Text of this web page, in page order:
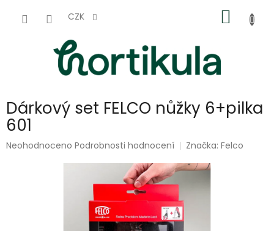
CZK
KOŠÍK
Dárkový set FELCO nůžky 6+pilka
601
Průměrné
Neohodnoceno Podrobnosti hodnocení Značka:Felco